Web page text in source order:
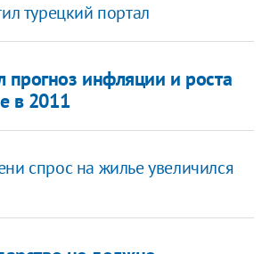
турецкий портал
инфляции и роста
в 2011
спрос на жилье увеличился